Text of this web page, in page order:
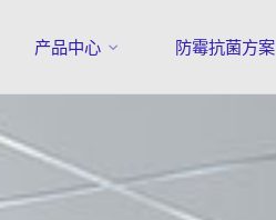
产品中心 防霉抗菌方案